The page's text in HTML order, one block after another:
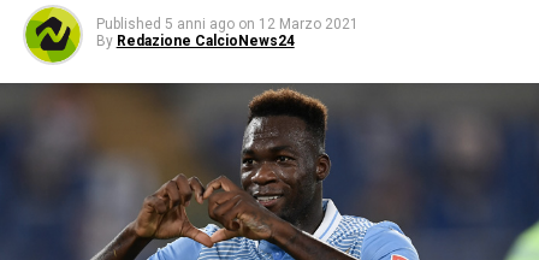
Published 5 anni ago on 12 Marzo 2021
By Redazione CalcioNews24